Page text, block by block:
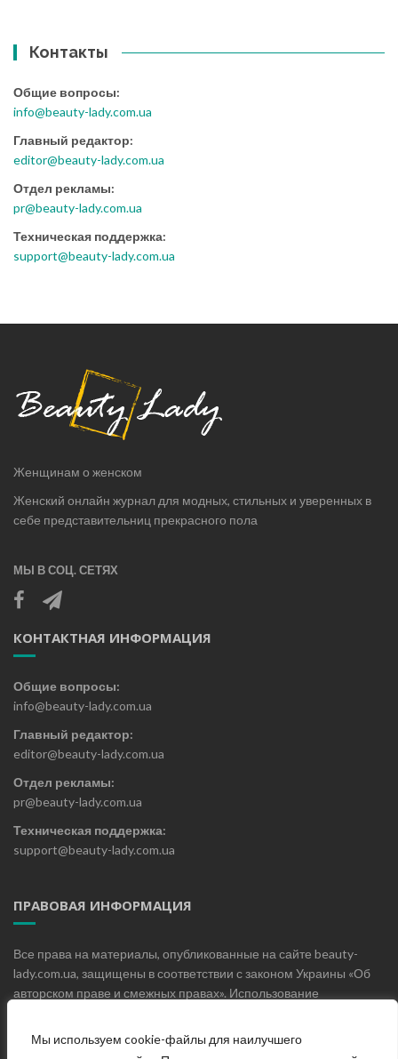
Мы используем cookie-файлы для наилучшего
Контакты
Общие вопросы:
info@beauty-lady.com.ua
Главный редактор:
editor@beauty-lady.com.ua
Отдел рекламы:
pr@beauty-lady.com.ua
Техническая поддержка:
support@beauty-lady.com.ua
Женщинам о женском
Женский онлайн журнал для модных, стильных и уверенных в
себе представительниц прекрасного пола
МЫ В СОЦ. СЕТЯХ
КОНТАКТНАЯ ИНФОРМАЦИЯ
Общие вопросы:
info@beauty-lady.com.ua
Главный редактор:
editor@beauty-lady.com.ua
Отдел рекламы:
pr@beauty-lady.com.ua
Техническая поддержка:
support@beauty-lady.com.ua
ПРАВОВАЯ ИНФОРМАЦИЯ
Все права на материалы, опубликованные на сайте beauty-
lady.com.ua, защищены в соответствии с законом Украины «Об
авторском праве и смежных правах». Использование
письменного разрешения редакции не допускается.